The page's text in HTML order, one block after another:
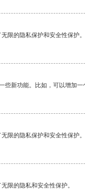
限的隐私保护和安全性保护。
新功能。比如，可以增加
限的隐私保护和安全性保护。
限的隐私和安全性保护。